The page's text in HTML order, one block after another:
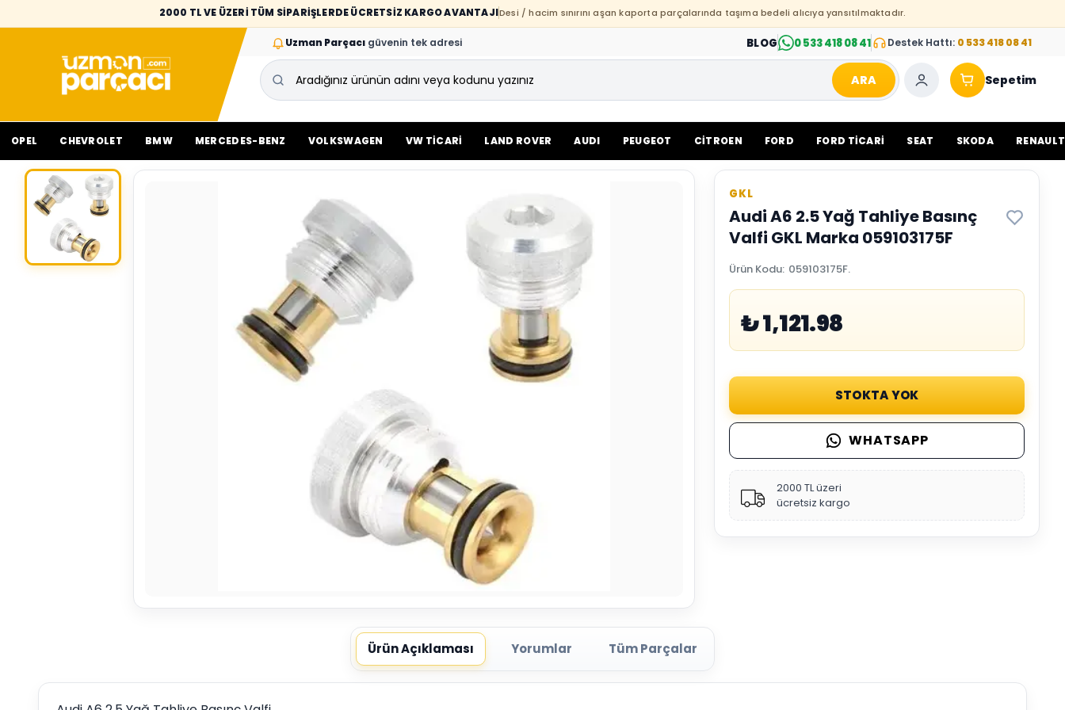
2000 TL VE ÜZERİ TÜM SİPARİŞLERDE ÜCRETSİZ KARGO AVANTAJIDesi / hacim sınırını aşan kaporta parçalarında taşıma bedeli alıcıya yansıtılmaktadır.
Uzman Parçacı güvenin tek adresi BLOG 0 533 418 08 41 Destek Hattı: 0 533 418 08 41
ARA Sepetim
OPEL CHEVROLET BMW MERCEDES-BENZ VOLKSWAGEN VW TİCARİ LAND ROVER AUDI PEUGEOT CİTROEN FORD FORD TİCARİ SEAT SKODA RENAULT
GKL
Audi A6 2.5 Yağ Tahliye Basınç
Valfi GKL Marka 059103175F
Ürün Kodu: 059103175F.
₺ 1,121.98
STOKTA YOK
WHATSAPP
2000 TL üzeri
ücretsiz kargo
Ürün Açıklaması Yorumlar Tüm Parçalar